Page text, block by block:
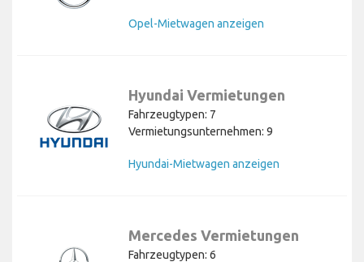
Opel-Mietwagen anzeigen
Hyundai Vermietungen
Fahrzeugtypen: 7
Vermietungsunternehmen: 9
Hyundai-Mietwagen anzeigen
Mercedes Vermietungen
Fahrzeugtypen: 6